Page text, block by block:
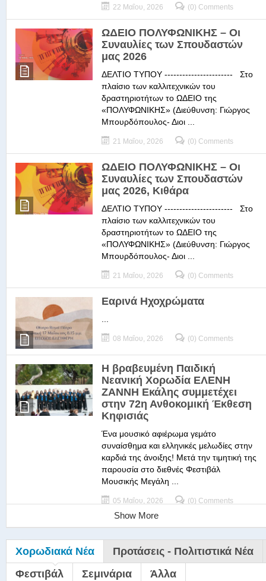
22 Μαΐου, 2026 (0) Comments
ΩΔΕΙΟ ΠΟΛΥΦΩΝΙΚΗΣ – Οι
Συναυλίες των Σπουδαστών
μας 2026
ΔΕΛΤΙΟ ΤΥΠΟΥ ----------------------- Στο
πλαίσιο των καλλιτεχνικών του
δραστηριοτήτων το ΩΔΕΙΟ της
«ΠΟΛΥΦΩΝΙΚΗΣ» (Διεύθυνση: Γιώργος
Μπουρδόπουλος- Διοι ...
21 Μαΐου, 2026 (0) Comments
ΩΔΕΙΟ ΠΟΛΥΦΩΝΙΚΗΣ – Οι
Συναυλίες των Σπουδαστών
μας 2026, Κιθάρα
ΔΕΛΤΙΟ ΤΥΠΟΥ ----------------------- Στο
πλαίσιο των καλλιτεχνικών του
δραστηριοτήτων το ΩΔΕΙΟ της
«ΠΟΛΥΦΩΝΙΚΗΣ» (Διεύθυνση: Γιώργος
Μπουρδόπουλος- Διοι ...
21 Μαΐου, 2026 (0) Comments
Εαρινά Ηχοχρώματα
08 Μαΐου, 2026 (0) Comments
Η βραβευμένη Παιδική
Νεανική Χορωδία ΕΛΕΝΗ
ΖΑΝΝΗ Εκάλης συμμετέχει
στην 72η Ανθοκομική Έκθεση
Κηφισιάς
Ένα μουσικό αφιέρωμα γεμάτο
συναίσθημα και ελληνικές μελωδίες στην
καρδιά της άνοιξης! Μετά την τιμητική της
παρουσία στο διεθνές Φεστιβάλ
Μουσικής Μεγάλη ...
05 Μαΐου, 2026 (0) Comments
Show More
Χορωδιακά Νέα
Προτάσεις - Πολιτιστικά Νέα
Φεστιβάλ
Σεμινάρια Άλλα